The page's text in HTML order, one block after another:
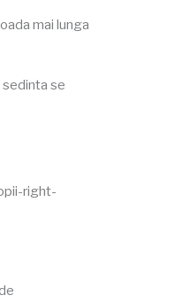
mai lunga
se
right-